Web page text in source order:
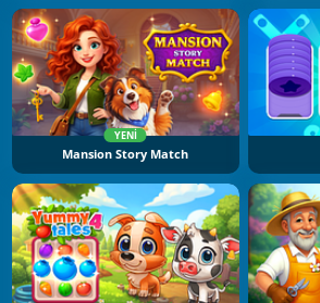
YENI
Mansion Story Match